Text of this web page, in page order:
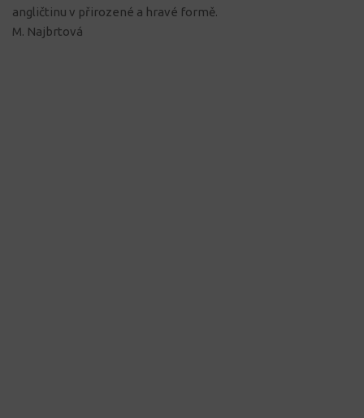
angličtinu v přirozené a hravé formě.
M. Najbrtová